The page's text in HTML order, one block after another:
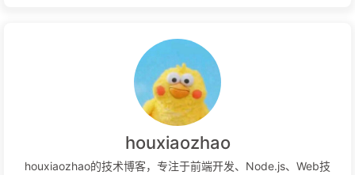
houxiaozhao
houxiaozhao的技术博客，专注于前端开发、Node.js、Web技